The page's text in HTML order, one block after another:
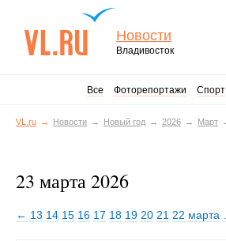
Новости
Владивосток
Все Фоторепортажи Спорт
VL.ru Новости Новый год 2026 Март
23 марта 2026
← 13 14 15 16 17 18 19 20 21 22 марта